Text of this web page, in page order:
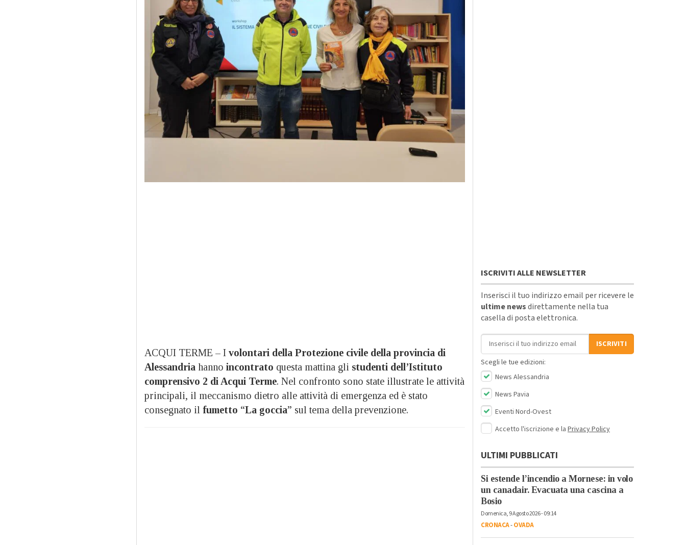
ACQUI TERME – I volontari della Protezione civile della provincia di
Alessandria hanno incontrato questa mattina gli studenti dell’Istituto
comprensivo 2 di Acqui Terme. Nel confronto sono state illustrate le attività
principali, il meccanismo dietro alle attività di emergenza ed è stato
consegnato il fumetto “La goccia” sul tema della prevenzione.
ISCRIVITI ALLE NEWSLETTER
Inserisci il tuo indirizzo email per ricevere le
ultime newsdirettamente nella tua
casella di posta elettronica.
Indirizzo email
ISCRIVITI
Scegli le tue edizioni:
News Alessandria
News Pavia
Eventi Nord-Ovest
Accetto l'iscrizione e la Privacy Policy
ULTIMI PUBBLICATI
Si estende l’incendio a Mornese: in volo
un canadair. Evacuata una cascina a
Bosio
Domenica, 9 Agosto 2026 - 09:14
CRONACA-OVADA